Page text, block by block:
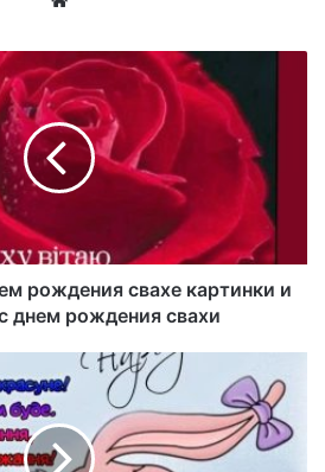
рождения свахе картинки и
днем рождения свахи